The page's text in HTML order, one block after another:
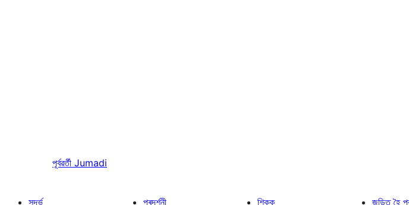
পূৰ্বৱৰ্তী Jumadi
সন্দৰ্ভ প্ৰদৰ্শনী শিকক জড়িত হৈ